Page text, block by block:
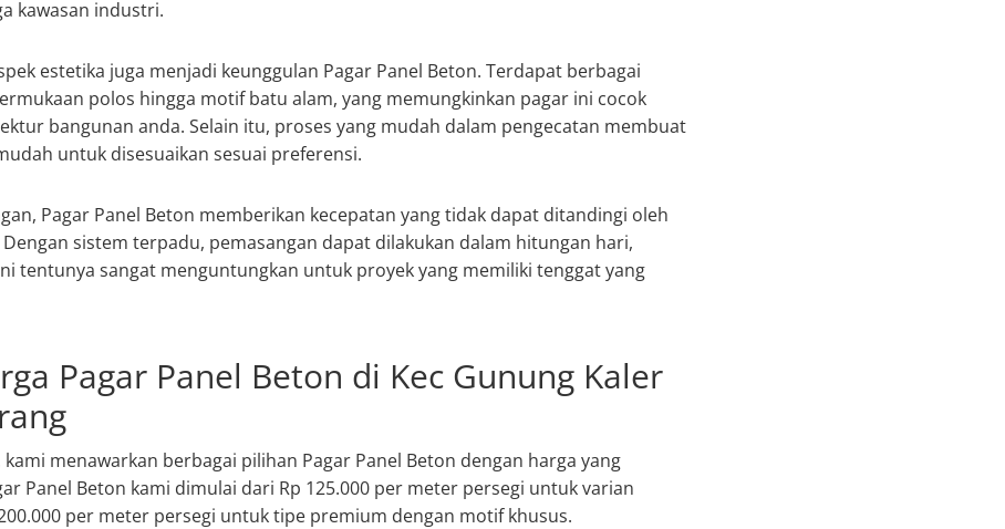
kawasan industri.
estetika juga menjadi keunggulan Pagar Panel Beton. Terdapat berbagai
polos hingga motif batu alam, yang memungkinkan pagar ini cocok
bangunan anda. Selain itu, proses yang mudah dalam pengecatan membuat
untuk disesuaikan sesuai preferensi.
Pagar Panel Beton memberikan kecepatan yang tidak dapat ditandingi oleh
sistem terpadu, pemasangan dapat dilakukan dalam hitungan hari,
tentunya sangat menguntungkan untuk proyek yang memiliki tenggat yang
Pagar Panel Beton di Kec Gunung Kaler
kami menawarkan berbagai pilihan Pagar Panel Beton dengan harga yang
Panel Beton kami dimulai dari Rp 125.000 per meter persegi untuk varian
per meter persegi untuk tipe premium dengan motif khusus.